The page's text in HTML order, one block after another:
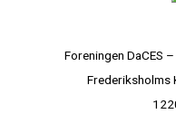
Foreningen DaCES
Frederiksholms